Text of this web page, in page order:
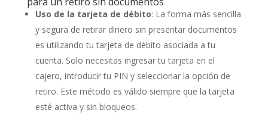
Uso de la tarjeta de débito: La forma más sencilla
y segura de retirar dinero sin presentar documentos
es utilizando tu tarjeta de débito asociada a tu
cuenta. Solo necesitas ingresar tu tarjeta en el
cajero, introducir tu PIN y seleccionar la opción de
retiro. Este método es válido siempre que la tarjeta
esté activa y sin bloqueos.